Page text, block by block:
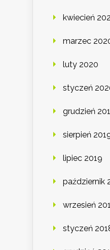
kwiecień
marzec
luty 2020
styczeń
grudzień
sierpień
lipiec 2019
październik
wrzesień
styczeń